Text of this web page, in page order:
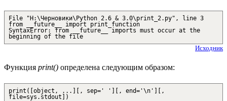
File "H:\Черновики\Python 2.6 & 3.0\print_2.py", line 3
from __future__ import print_function
SyntaxError: from __future__ imports must occur at the
beginning of the file
Исходник
Функция print() определена следующим образом:
print([object, ...][, sep=' '][, end='\n'][,
file=sys.stdout])